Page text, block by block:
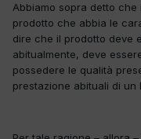
Abbiamo sopra detto
prodotto che abbia le
dire che il prodotto deve
abitualmente, deve
possedere le qualità
prestazione abituali di un